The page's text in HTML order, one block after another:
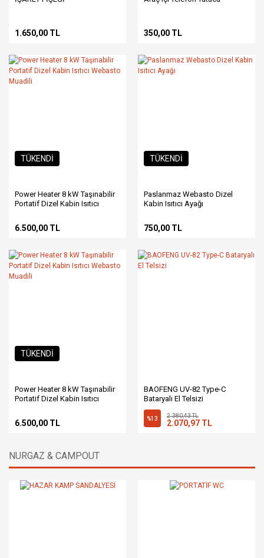
1.650,00 TL 350,00 TL
TÜKENDİ
Power Heater 8 kW Taşınabilir
Portatif Dizel Kabin Isıtıcı
6.500,00 TL
TÜKENDİ
Paslanmaz Webasto Dizel
Kabin Isıtıcı Ayağı
750,00 TL
TÜKENDİ
Power Heater 8 kW Taşınabilir
Portatif Dizel Kabin Isıtıcı
6.500,00 TL
BAOFENG UV-82 Type-C
Bataryalı El Telsizi
%13 2.380,43 TL
2.070,97 TL
NURGAZ & CAMPOUT